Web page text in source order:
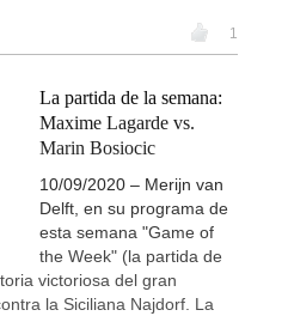
1
La partida de la semana:
Maxime Lagarde vs.
Marin Bosiocic
10/09/2020 – Merijn van
Delft, en su programa de
esta semana "Game of
the Week" (la partida de
victoriosa del gran
la Siciliana Najdorf. La